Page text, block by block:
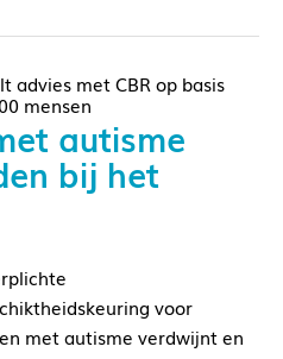
advies met CBR op basis
mensen
autisme
bij het
voor
met autisme verdwijnt en